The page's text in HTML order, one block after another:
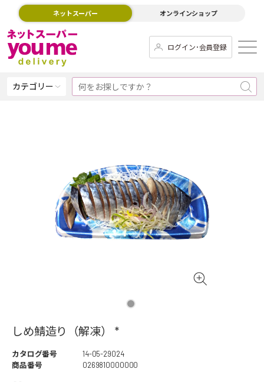
ネットスーパー オンラインショップ
ログイン･会員登録
カテゴリー
しめ鯖造り（解凍） *
カタログ番号
14-05-29024
商品番号
0269810000000